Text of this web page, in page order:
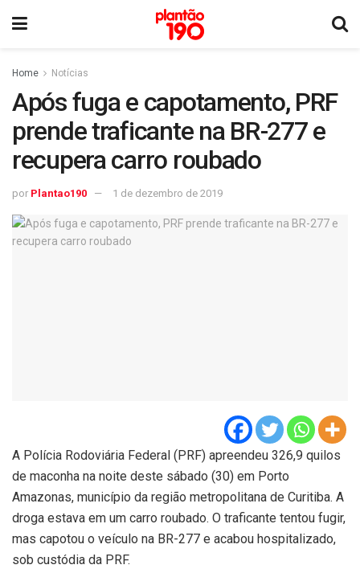
Home Notícias
Após fuga e capotamento, PRF
prende traficante na BR-277 e
recupera carro roubado
por Plantao190 1 de dezembro de 2019
A Polícia Rodoviária Federal (PRF) apreendeu 326,9 quilos
de maconha na noite deste sábado (30) em Porto
Amazonas, município da região metropolitana de Curitiba. A
droga estava em um carro roubado. O traficante tentou fugir,
mas capotou o veículo na BR-277 e acabou hospitalizado,
sob custódia da PRF.